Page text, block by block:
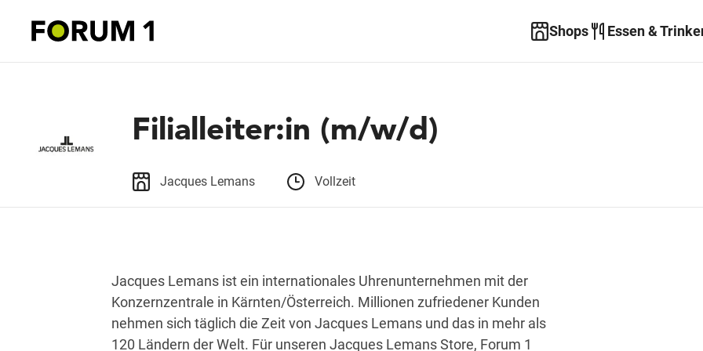
Shops Essen &
Filialleiter:in (m/w/d)
Jacques Lemans Vollzeit
Jacques Lemans ist ein internationales Uhrenunternehmen mit der
Konzernzentrale in Kärnten/Österreich. Millionen zufriedener Kunden
nehmen sich täglich die Zeit von Jacques Lemans und das in mehr als
120 Ländern der Welt. Für unseren Jacques Lemans Store, Forum 1